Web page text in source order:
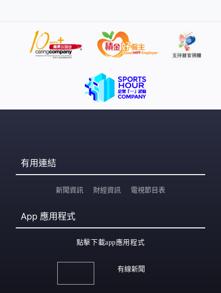
有用連結
新聞資訊 財經資訊 電視節目表
App 應用程式
點擊下載app應用程式
有線新聞